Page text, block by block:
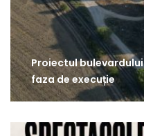
Proiectul
faza de execuție